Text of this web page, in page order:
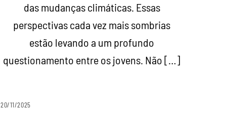
das mudanças climáticas. Essas
perspectivas cada vez mais sombrias
estão levando a um profundo
questionamento entre os jovens. Não […]
20/11/2025